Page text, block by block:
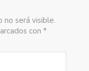
no será visible.
con *